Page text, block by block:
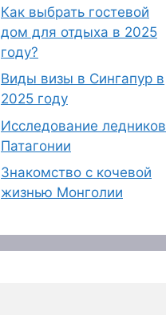
Как выбрать гостевой
дом для отдыха в 2025
году?
Виды визы в Сингапур в
2025 году
Исследование ледников
Патагонии
Знакомство с кочевой
жизнью Монголии